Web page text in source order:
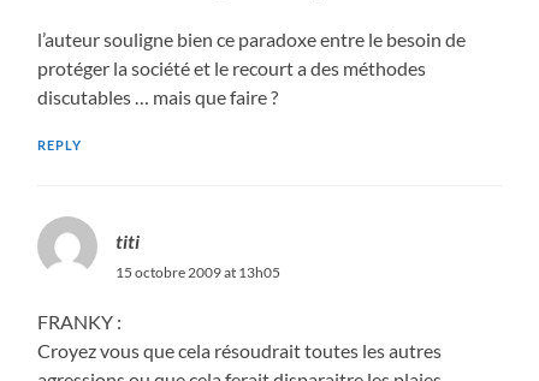
l’auteur souligne bien ce paradoxe entre le besoin de
protéger la société et le recourt a des méthodes
discutables … mais que faire ?
REPLY
titi
15 octobre 2009 at 13h05
FRANKY :
Croyez vous que cela résoudrait toutes les autres